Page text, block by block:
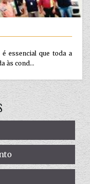
essencial que toda a
às cond...